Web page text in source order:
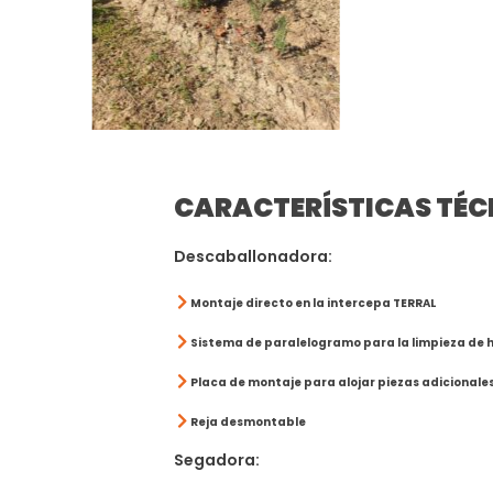
CARACTERÍSTICAS
Descaballonadora:
Montaje directo en la intercepa TERRAL
Sistema de paralelogramo para la limpieza de
Placa de montaje para alojar piezas
Reja desmontable
Segadora: